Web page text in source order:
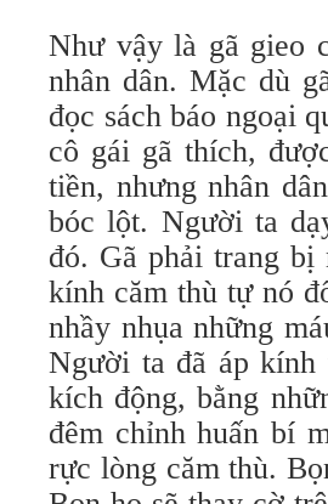
Như vậy là gã gieo
nhân dân. Mặc dù
đọc sách báo ngoại
cô gái gã thích,
tiền, nhưng nhân
bóc lột. Người ta
đó. Gã phải trang bị
kính căm thù tự nó
nhầy nhụa những
Người ta đã áp kính
kích động, bằng
đêm chỉnh huấn bí
rực lòng căm thù.